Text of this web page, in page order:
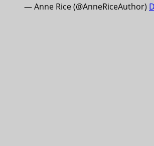
— Anne Rice (@AnneRiceAuthor)